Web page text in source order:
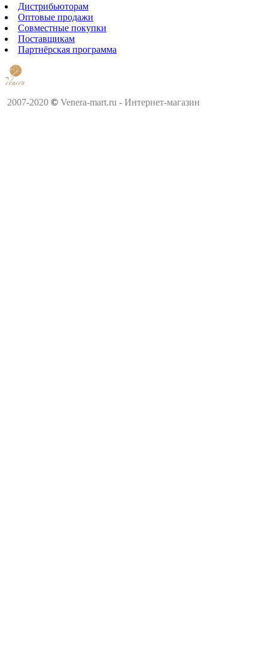
Дистрибьюторам
Оптовые продажи
Совместные покупки
Поставщикам
Партнёрская программа
2007-2020 © Venera-mart.ru - Интернет-магазин